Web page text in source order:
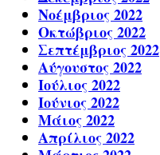
Νοέμβριος 2022
Οκτώβριος 2022
Σεπτέμβριος 2022
Αύγουστος 2022
Ιούλιος 2022
Ιούνιος 2022
Μάιος 2022
Απρίλιος 2022